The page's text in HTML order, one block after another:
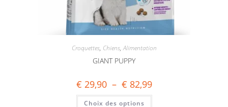
Croquettes, Chiens,Alimentation
GIANT PUPPY
€ 29,90 – € 82,99
Choix des options